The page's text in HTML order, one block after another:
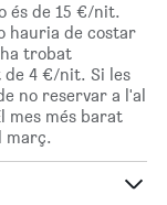
és de 15 €/nit.
hauria de costar
trobat
de 4 €/nit. Si les
no reservar a l'al
mes més barat
març.